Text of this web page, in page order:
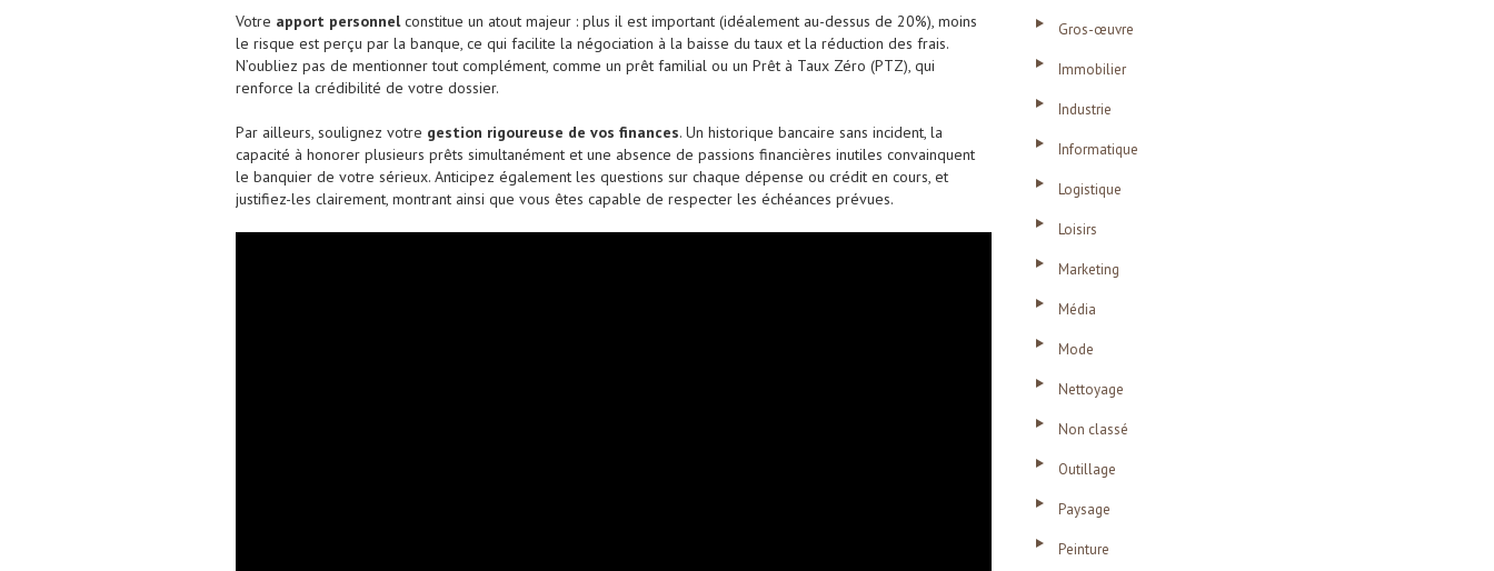
Votre apport personnelconstitue un atout majeur : plus il est important (idéalement au-dessus de 20%), moins
le risque est perçu par la banque, ce qui facilite la négociation à la baisse du taux et la réduction des frais.
N’oubliez pas de mentionner tout complément, comme un prêt familial ou un Prêt à Taux Zéro (PTZ), qui
renforce la crédibilité de votre dossier.
Par ailleurs, soulignez votre gestion rigoureuse de vos finances. Un historique bancaire sans incident, la
capacité à honorer plusieurs prêts simultanément et une absence de passions financières inutiles convainquent
le banquier de votre sérieux. Anticipez également les questions sur chaque dépense ou crédit en cours, et
justifiez-les clairement, montrant ainsi que vous êtes capable de respecter les échéances prévues.
Gros-œuvre
Immobilier
Industrie
Informatique
Logistique
Loisirs
Marketing
Média
Mode
Nettoyage
Non classé
Outillage
Paysage
Peinture